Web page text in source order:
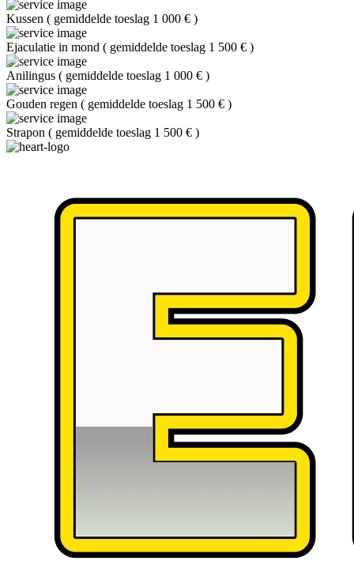
Kussen ( gemiddelde toeslag 1 000 € )
Ejaculatie in mond ( gemiddelde toeslag 1 500 € )
Anilingus ( gemiddelde toeslag 1 000 € )
Gouden regen ( gemiddelde toeslag 1 500 € )
Strapon ( gemiddelde toeslag 1 500 € )